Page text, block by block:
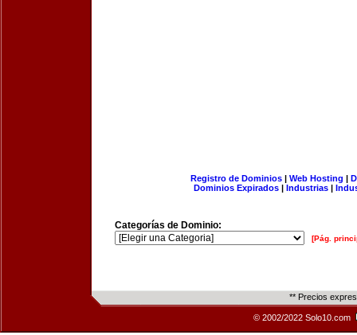
Registro de Dominios| Web Hosting |
Dominios Expirados | Industrias |
Categorías de Dominio:
[Pág.
** Precios
© 2002/2022 Solo10.com